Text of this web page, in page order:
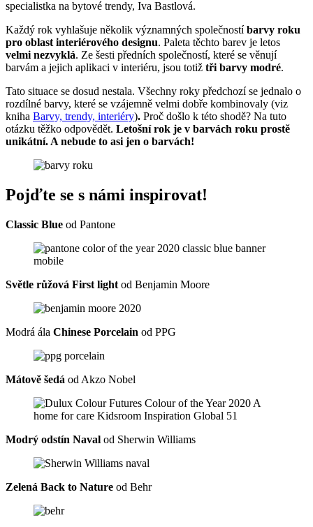
specialistka na bytové trendy, Iva Bastlová.
Každý rok vyhlašuje několik významných společnostíbarvy roku
pro oblast interiérového designu. Paleta těchto barev je letos
velmi nezvyklá. Ze šesti předních společností, které se věnují
barvám a jejich aplikaci v interiéru, jsou totiž tři barvy modré.
Tato situace se dosud nestala. Všechny roky předchozí se jednalo o
rozdílné barvy, které se vzájemně velmi dobře kombinovaly (viz
kniha Barvy, trendy, interiéry). Proč došlo k této shodě? Na tuto
otázku těžko odpovědět. Letošní rok je v barvách roku prostě
unikátní. A nebude to asi jen o barvách!
Pojďte se s námi inspirovat!
Classic Blue od Pantone
Světle růžová First light od Benjamin Moore
Modrá ála Chinese Porcelain od PPG
Mátově šedá od Akzo Nobel
Modrý odstín Naval od Sherwin Williams
Zelená Back to Nature od Behr